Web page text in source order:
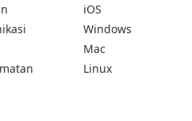
iOS
Windows
Mac
Linux